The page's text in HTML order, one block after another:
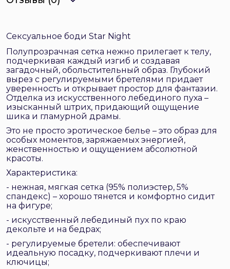
Сексуальное боди Star Night
Полупрозрачная сетка нежно прилегает к телу,
подчеркивая каждый изгиб и создавая
загадочный, обольстительный образ. Глубокий
вырез с регулируемыми бретелями придает
уверенность и открывает простор для фантазии.
Отделка из искусственного лебединого пуха –
изысканный штрих, придающий ощущение
шика и гламурной драмы.
Это не просто эротическое белье – это образ для
особых моментов, заряжаемых энергией,
женственностью и ощущением абсолютной
красоты.
Характеристика:
- нежная, мягкая сетка (95% полиэстер, 5%
спандекс) – хорошо тянется и комфортно сидит
на фигуре;
- искусственный лебединый пух по краю
декольте и на бедрах;
- регулируемые бретели: обеспечивают
идеальную посадку, подчеркивают плечи и
ключицы;